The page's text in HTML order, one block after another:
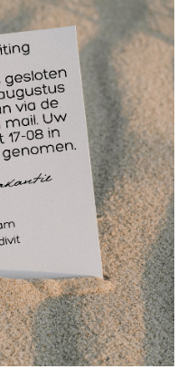
cm.
Dan zijn er een aantal
Gymballen zijn
kleuren en maten, dus
mooi vindt. Maar de
juiste maat fitnessbal
Als je de
raden we aan
afhankelijk van de
je lichaamslengte ga
en meet je de
het streepje op de
tabellen vinden met
Sports die het meest
op je armlengte of